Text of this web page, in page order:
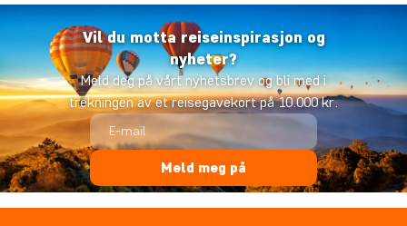
Vil du motta reiseinspirasjon og
nyheter?
Meld deg på vårt nyhetsbrev og bli med i
trekningen av et reisegavekort på 10.000 kr.
Meld meg på